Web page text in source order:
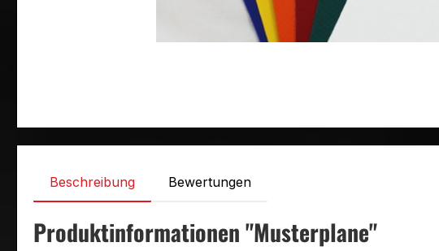
Beschreibung Bewertungen
Produktinformationen "Musterplane"